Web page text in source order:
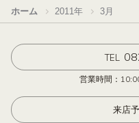
ホーム 2011年 3月
TEL
営業時間：
来店